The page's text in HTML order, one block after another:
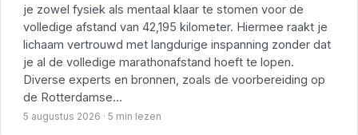
je zowel fysiek als mentaal klaar te stomen voor de
volledige afstand van 42,195 kilometer. Hiermee raakt je
lichaam vertrouwd met langdurige inspanning zonder dat
je al de volledige marathonafstand hoeft te lopen.
Diverse experts en bronnen, zoals de voorbereiding op
de Rotterdamse…
5 augustus 2026 · 5 min lezen